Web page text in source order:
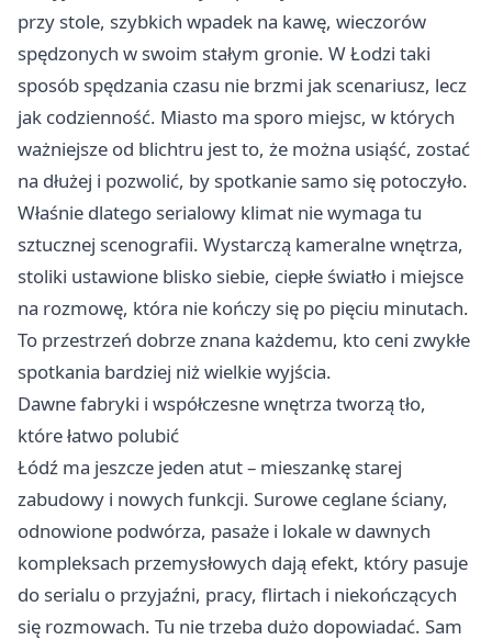
przy stole, szybkich wpadek na kawę, wieczorów
spędzonych w swoim stałym gronie. W Łodzi taki
sposób spędzania czasu nie brzmi jak scenariusz, lecz
jak codzienność. Miasto ma sporo miejsc, w których
ważniejsze od blichtru jest to, że można usiąść, zostać
na dłużej i pozwolić, by spotkanie samo się potoczyło.
Właśnie dlatego serialowy klimat nie wymaga tu
sztucznej scenografii. Wystarczą kameralne wnętrza,
stoliki ustawione blisko siebie, ciepłe światło i miejsce
na rozmowę, która nie kończy się po pięciu minutach.
To przestrzeń dobrze znana każdemu, kto ceni zwykłe
spotkania bardziej niż wielkie wyjścia.
Dawne fabryki i współczesne wnętrza tworzą tło,
które łatwo polubić
Łódź ma jeszcze jeden atut – mieszankę starej
zabudowy i nowych funkcji. Surowe ceglane ściany,
odnowione podwórza, pasaże i lokale w dawnych
kompleksach przemysłowych dają efekt, który pasuje
do serialu o przyjaźni, pracy, flirtach i niekończących
się rozmowach. Tu nie trzeba dużo dopowiadać. Sam